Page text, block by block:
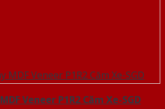
Veneer P1R2 Căm Xe-SGD